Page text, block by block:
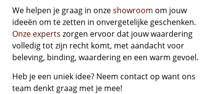
We helpen je graag in onzeshowroom om jouw
ideeën om te zetten in onvergetelijke geschenken.
Onze experts zorgen ervoor dat jouw waardering
volledig tot zijn recht komt, met aandacht voor
beleving, binding, waardering en een warm gevoel.
Heb je een uniek idee? Neem contact op want ons
team denkt graag met je mee!